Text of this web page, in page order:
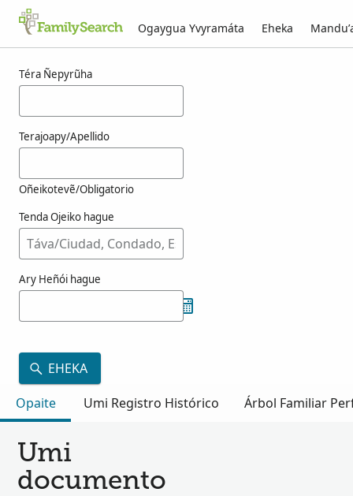
Ogaygua Yvyramáta Eheka
Téra Ñepyrũha
Terajoapy/Apellido
Oñeikotevẽ/Obligatorio
Tenda Ojeiko hague
Ary Heñói hague
EHEKA
Opaite
Umi Registro Histórico Árbol Familiar
Umi
documento